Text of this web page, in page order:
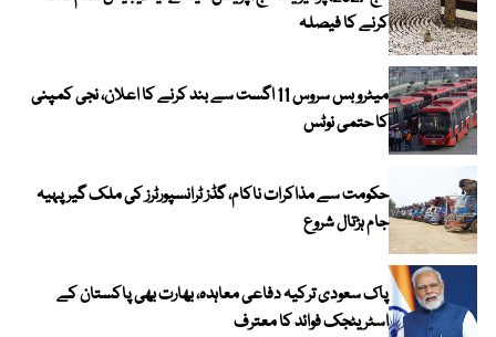
کرنے کا فیصلہ
میٹرو بس سروس 11 اگست سے بند کرنے کا اعلان، نجی کمپنی
کا حتمی نوٹس
حکومت سے مذاکرات ناکام، گڈز ٹرانسپورٹرز کی ملک گیر پہیہ
جام ہڑتال شروع
پاک سعودی ترکیہ دفاعی معاہدہ، بھارت بھی پاکستان کے
اسٹریٹجک فوائد کا معترف